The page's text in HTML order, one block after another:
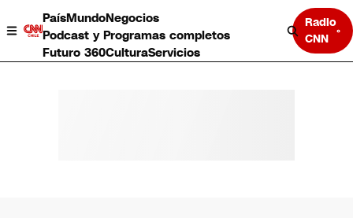
PaísMundoNegocios
Podcast y Programas completos
Futuro 360CulturaServicios
Radio
CNN